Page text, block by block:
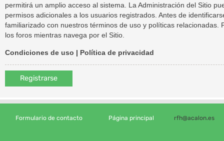
permitirá un amplio acceso al sistema. La Administración del Sitio
permisos adicionales a los usuarios registrados. Antes de
familiarizado con nuestros términos de uso y políticas relacionadas.
los foros mientras navega por el Sitio.
Condiciones de uso | Política de privacidad
Registrarse
Formulario de contacto Página principal rfh@acalon.es